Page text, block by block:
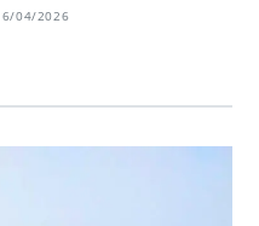
04/2026